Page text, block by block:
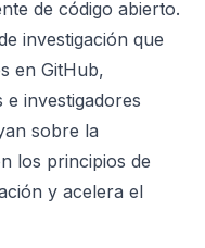
de código abierto.
investigación que
en GitHub,
investigadores
sobre la
los principios de
y acelera el